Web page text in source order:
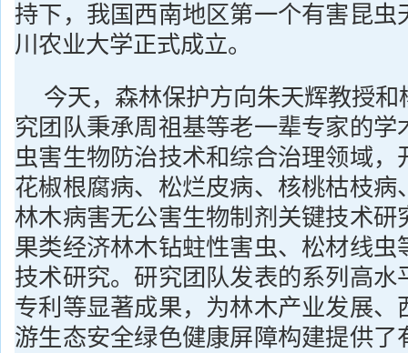
持下，我国西南地区第一个有害昆虫
川农业大学正式成立。
今天，森林保护方向朱天辉教授
究团队秉承周祖基等老一辈专家的学
虫害生物防治技术和综合治理领域，
花椒根腐病、松烂皮病、核桃枯枝病
林木病害无公害生物制剂关键技术研
果类经济林木钻蛀性害虫、松材线虫
技术研究。研究团队发表的系列高水
专利等显著成果，为林木产业发展、
游生态安全绿色健康屏障构建提供了